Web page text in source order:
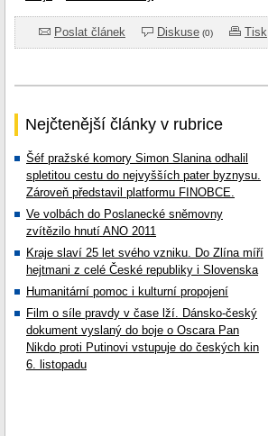
Poslat článek Diskuse (0) Tisk
Nejčtenější články v rubrice
Šéf pražské komory Simon Slanina odhalil
spletitou cestu do nejvyšších pater byznysu.
Zároveň představil platformu FINOBCE.
Ve volbách do Poslanecké sněmovny
zvítězilo hnutí ANO 2011
Kraje slaví 25 let svého vzniku. Do Zlína míří
hejtmani z celé České republiky i Slovenska
Humanitární pomoc i kulturní propojení
Film o síle pravdy v čase lží. Dánsko-český
dokument vyslaný do boje o Oscara Pan
Nikdo proti Putinovi vstupuje do českých kin
6. listopadu